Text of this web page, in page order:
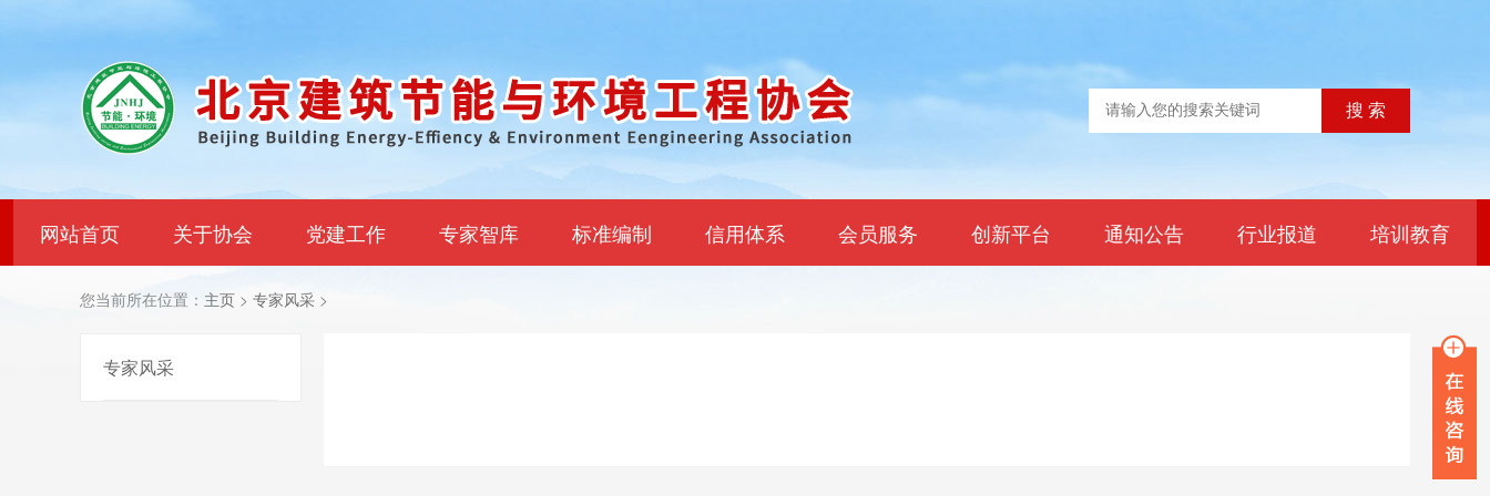
网站首页 关于协会 党建工作 专家智库 标准编制 信用体系 会员服务 创新平台 通知公告 行业报道 培训教育
您当前所在位置： 主页 > 专家风采 >
专家风采